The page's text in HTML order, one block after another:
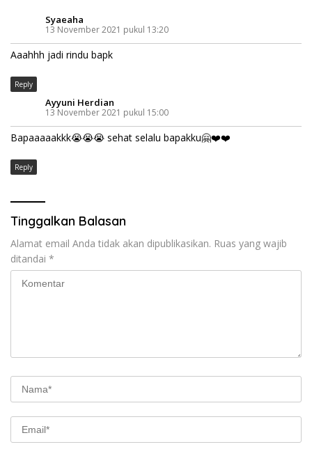
Syaeaha
13 November 2021 pukul 13:20
Aaahhh jadi rindu bapk
Reply
Ayyuni Herdian
13 November 2021 pukul 15:00
Bapaaaaakkk😭😭😭 sehat selalu bapakku🤗❤️❤️
Reply
Tinggalkan Balasan
Alamat email Anda tidak akan dipublikasikan. Ruas yang wajib
ditandai *